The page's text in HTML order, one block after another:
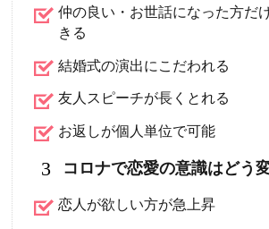
仲の良い・お世話になった方だ
きる
結婚式の演出にこだわれる
友人スピーチが長くとれる
お返しが個人単位で可能
3 コロナで恋愛の意識はどう
恋人が欲しい方が急上昇